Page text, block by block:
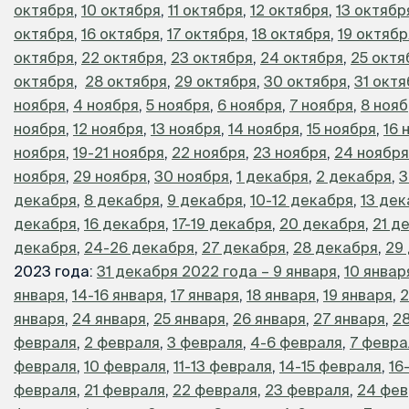
октября, 10 октября, 11 октября, 12 октября, 13
октября, 16 октября, 17 октября, 18 октября, 19
октября, 22 октября, 23 октября, 24 октября, 25
октября, 28 октября, 29 октября, 30 октября, 31
ноября, 4 ноября, 5 ноября, 6 ноября, 7 ноября, 8
ноября, 12 ноября, 13 ноября, 14 ноября, 15 ноября, 16
ноября, 19-21 ноября, 22 ноября, 23 ноября, 24 ноября
ноября, 29 ноября, 30 ноября, 1 декабря, 2 декабря,
декабря, 8 декабря, 9 декабря, 10-12 декабря, 13
декабря, 16 декабря, 17-19 декабря, 20 декабря, 21
декабря, 24-26 декабря, 27 декабря, 28 декабря, 29
2023 года: 31 декабря 2022 года – 9 января, 10
января, 14-16 января, 17 января, 18 января, 19 января,
января, 24 января, 25 января, 26 января, 27 января,
февраля, 2 февраля, 3 февраля, 4-6 февраля, 7
февраля, 10 февраля, 11-13 февраля, 14-15 февраля,
февраля, 21 февраля, 22 февраля, 23 февраля, 24